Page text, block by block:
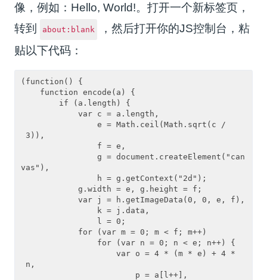
像，例如：Hello, World!。打开一个新标签页，
转到
about:blank
，然后打开你的JS控制台，粘
贴以下代码：
(function() {
    function encode(a) {
        if (a.length) {
            var c = a.length,
                e = Math.ceil(Math.sqrt(c /
3)),
                f = e,
                g = document.createElement("can
vas"),
                h = g.getContext("2d");
            g.width = e, g.height = f;
            var j = h.getImageData(0, 0, e, f),
                k = j.data,
                l = 0;
            for (var m = 0; m < f; m++)
                for (var n = 0; n < e; n++) {
                    var o = 4 * (m * e) + 4 *
n,
                        p = a[l++],